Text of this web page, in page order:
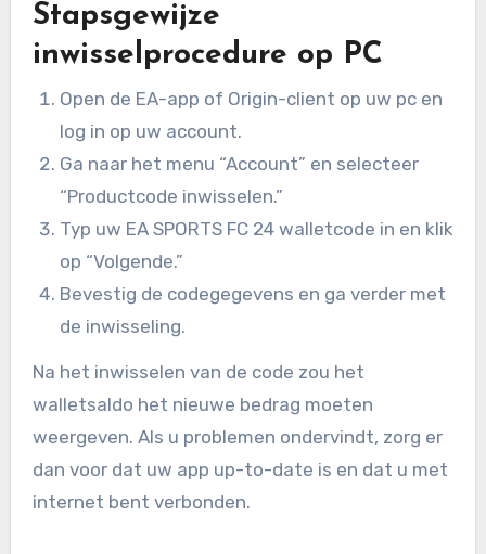
Stapsgewijze
inwisselprocedure op PC
Open de EA-app of Origin-client op uw pc en
log in op uw account.
Ga naar het menu “Account” en selecteer
“Productcode inwisselen.”
Typ uw EA SPORTS FC 24 walletcode in en klik
op “Volgende.”
Bevestig de codegegevens en ga verder met
de inwisseling.
Na het inwisselen van de code zou het
walletsaldo het nieuwe bedrag moeten
weergeven. Als u problemen ondervindt, zorg er
dan voor dat uw app up-to-date is en dat u met
internet bent verbonden.